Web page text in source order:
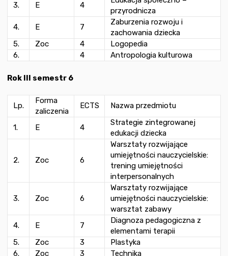
3. E 4
przyrodnicza
4.
E 7
Zaburzenia rozwoju i
zachowania dziecka
5.
Zoc 4
Logopedia
6.
4 Antropologia kulturowa
Rok III semestr 6
Lp.
Forma
zaliczenia
ECTS Nazwa przedmiotu
1. E 4
Strategie zintegrowanej
edukacji dziecka
2. Zoc 6
Warsztaty rozwijające
umiejętności nauczycielskie:
trening umiejętności
interpersonalnych
3. Zoc 6
Warsztaty rozwijające
umiejętności nauczycielskie:
warsztat zabawy
4.
E 7
Diagnoza pedagogiczna z
elementami terapii
5.
Zoc 3
Plastyka
6.
Zoc 3 Technika